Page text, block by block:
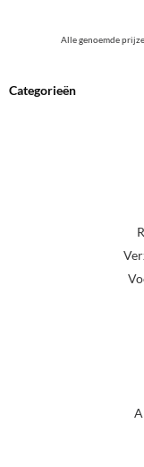
Alle genoemde
Categorieën